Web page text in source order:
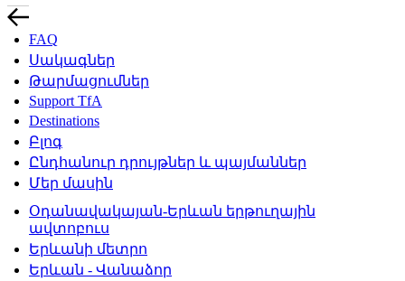
FAQ
Սակագներ
Թարմացումներ
Support TfA
Destinations
Բլոգ
Ընդհանուր դրույթներ և պայմաններ
Մեր մասին
Օդանավակայան-Երևան երթուղային
ավտոբուս
Երևանի մետրո
Երևան - Վանաձոր